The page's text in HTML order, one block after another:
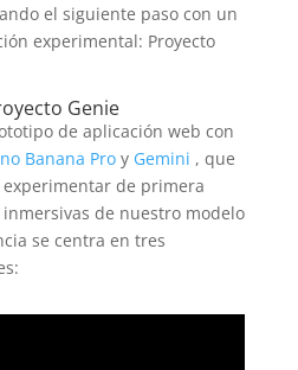
el siguiente paso con un
experimental: Proyecto
Genie
de aplicación web con
Banana Proy Gemini , que
de primera
de nuestro modelo
se centra en tres